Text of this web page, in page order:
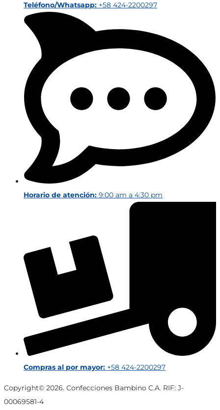
Teléfono/Whatsapp: +58 424-2200297
Horario de atención: 9:00 am a 4:30 pm
Compras al por mayor: +58 424-2200297
Copyright© 2026. Confecciones Bambino C.A. RIF: J-
00069581-4